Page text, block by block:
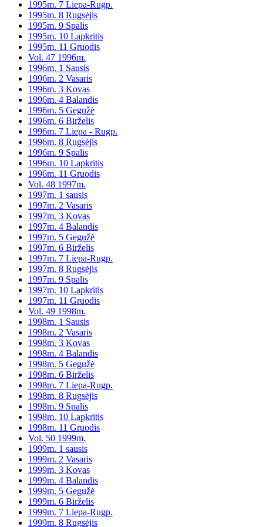
1995m. 7 Liepa-Rugp.
1995m. 8 Rugsėjis
1995m. 9 Spalis
1995m. 10 Lapkritis
1995m. 11 Gruodis
Vol. 47 1996m.
1996m. 1 Sausis
1996m. 2 Vasaris
1996m. 3 Kovas
1996m. 4 Balandis
1996m. 5 Gegužė
1996m. 6 Birželis
1996m. 7 Liepa - Rugp.
1996m. 8 Rugsėjis
1996m. 9 Spalis
1996m. 10 Lapkritis
1996m. 11 Gruodis
Vol. 48 1997m.
1997m. 1 sausis
1997m. 2 Vasaris
1997m. 3 Kovas
1997m. 4 Balandis
1997m. 5 Gegužė
1997m. 6 Birželis
1997m. 7 Liepa-Rugp.
1997m. 8 Rugsėjis
1997m. 9 Spalis
1997m. 10 Lapkritis
1997m. 11 Gruodis
Vol. 49 1998m.
1998m. 1 Sausis
1998m. 2 Vasaris
1998m. 3 Kovas
1998m. 4 Balandis
1998m. 5 Gegužė
1998m. 6 Birželis
1998m. 7 Liepa-Rugp.
1998m. 8 Rugsėjis
1998m. 9 Spalis
1998m. 10 Lapkritis
1998m. 11 Gruodis
Vol. 50 1999m.
1999m. 1 sausis
1999m. 2 Vasaris
1999m. 3 Kovas
1999m. 4 Balandis
1999m. 5 Gegužė
1999m. 6 Birželis
1999m. 7 Liepa-Rugp.
1999m. 8 Rugsėjis